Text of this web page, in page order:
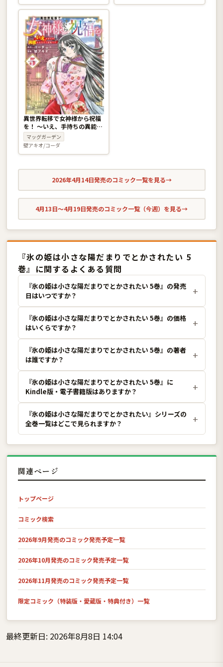
異世界転移で女神様から祝福
を！ 〜いえ、手持ちの異能が
あるので結構です〜
@COMIC 5巻
マッグガーデン
壁アキオ/コーダ
2026年4月14日発売のコミック一覧を見る→
4月13日〜4月19日発売のコミック一覧（今週）を見る→
『氷の姫は小さな陽だまりでとかされたい 5
巻』に関するよくある質問
『氷の姫は小さな陽だまりでとかされたい 5巻』の発売
日はいつですか？
『氷の姫は小さな陽だまりでとかされたい 5巻』の価格
はいくらですか？
『氷の姫は小さな陽だまりでとかされたい 5巻』の著者
は誰ですか？
『氷の姫は小さな陽だまりでとかされたい 5巻』に
Kindle版・電子書籍版はありますか？
『氷の姫は小さな陽だまりでとかされたい』シリーズの
全巻一覧はどこで見られますか？
関連ページ
トップページ
コミック検索
2026年9月発売のコミック発売予定一覧
2026年10月発売のコミック発売予定一覧
2026年11月発売のコミック発売予定一覧
限定コミック（特装版・愛蔵版・特典付き）一覧
最終更新日: 2026年8月8日 14:04